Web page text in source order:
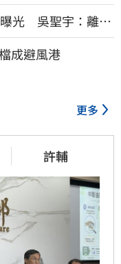
光 吳聖宇：離台
成避風港
更多
許輔